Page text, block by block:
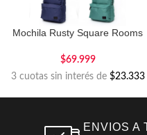
Mochila Rusty Square Rooms
$69.999
3 cuotas sin interés de $23.333
ENVIOS A